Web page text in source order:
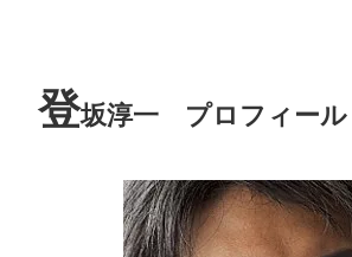
登坂淳一 プロフィール